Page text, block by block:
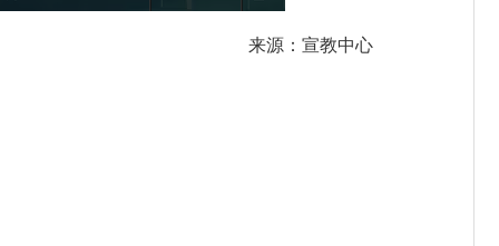
来源：宣教中心